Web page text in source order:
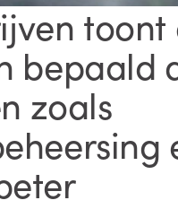
toont
bepaald
zoals